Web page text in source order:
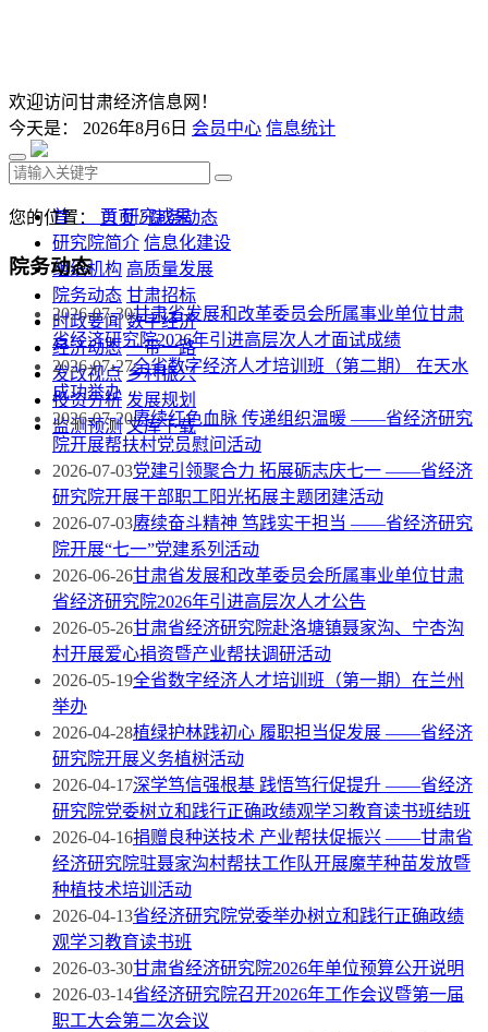
欢迎访问甘肃经济信息网！
今天是： 2026年8月6日 会员中心 信息统计
首 页 研究成果
研究院简介 信息化建设
组织机构 高质量发展
院务动态 甘肃招标
时政要闻 数字经济
经济动态 一带一路
发改视点 乡村振兴
投资分析 发展规划
监测预测 文库下载
您的位置： 首页/院务动态
院务动态
2026-07-30甘肃省发展和改革委员会所属事业单位甘肃
省经济研究院2026年引进高层次人才面试成绩
2026-07-27全省数字经济人才培训班（第二期） 在天水
成功举办
2026-07-20赓续红色血脉 传递组织温暖 ——省经济研究
院开展帮扶村党员慰问活动
2026-07-03党建引领聚合力 拓展砺志庆七一 ——省经济
研究院开展干部职工阳光拓展主题团建活动
2026-07-03赓续奋斗精神 笃践实干担当 ——省经济研究
院开展“七一”党建系列活动
2026-06-26甘肃省发展和改革委员会所属事业单位甘肃
省经济研究院2026年引进高层次人才公告
2026-05-26甘肃省经济研究院赴洛塘镇聂家沟、宁杏沟
村开展爱心捐资暨产业帮扶调研活动
2026-05-19全省数字经济人才培训班（第一期）在兰州
举办
2026-04-28植绿护林践初心 履职担当促发展 ——省经济
研究院开展义务植树活动
2026-04-17深学笃信强根基 践悟笃行促提升 ——省经济
研究院党委树立和践行正确政绩观学习教育读书班结班
2026-04-16捐赠良种送技术 产业帮扶促振兴 ——甘肃省
经济研究院驻聂家沟村帮扶工作队开展魔芋种苗发放暨
种植技术培训活动
2026-04-13省经济研究院党委举办树立和践行正确政绩
观学习教育读书班
2026-03-30甘肃省经济研究院2026年单位预算公开说明
2026-03-14省经济研究院召开2026年工作会议暨第一届
职工大会第二次会议